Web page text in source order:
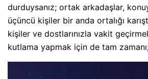
durduysanız; ortak arkadaşlar,
üçüncü kişiler bir anda ortalığı
kişiler ve dostlarınızla vakit
kutlama yapmak için de tam